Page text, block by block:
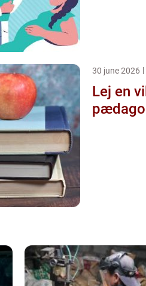
30 june 2026
Lej en